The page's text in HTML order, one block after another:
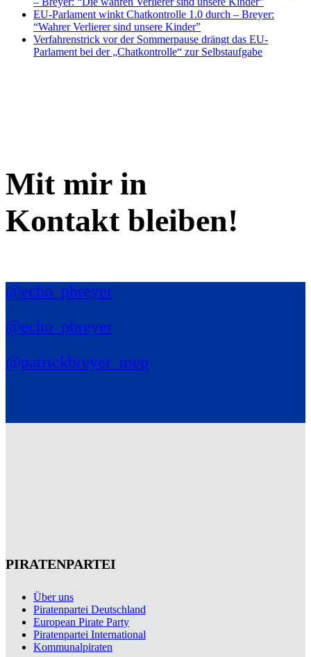
EU-Parlament winkt Chatkontrolle 1.0 durch – Breyer:
“Wahrer Verlierer sind unsere Kinder”
Verfahrenstrick vor der Sommerpause drängt das EU-
Parlament bei der „Chatkontrolle“ zur Selbstaufgabe
Mit mir in
Kontakt bleiben!
@echo_pbreyer
@echo_pbreyer
@patrickbreyer_mep
PIRATENPARTEI
Über uns
Piratenpartei Deutschland
European Pirate Party
Piratenpartei International
Kommunalpiraten